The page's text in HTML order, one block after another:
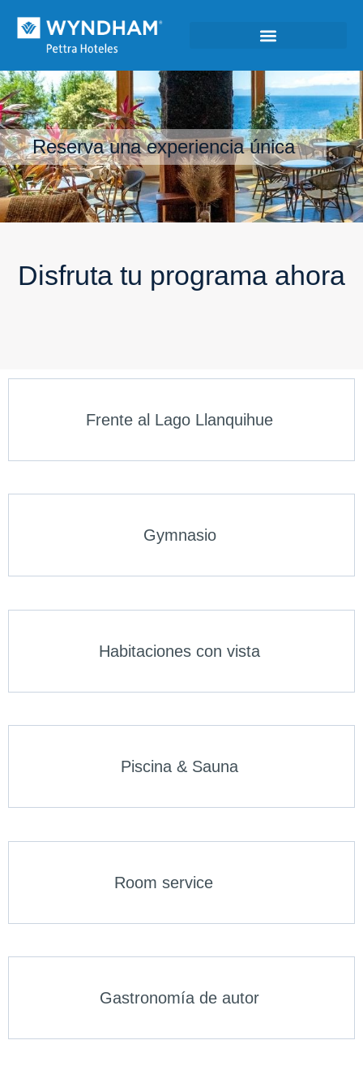
Reserva una experiencia única
Disfruta tu programa ahora
Frente al Lago Llanquihue
Gymnasio
Habitaciones con vista
Piscina & Sauna
Room service
Gastronomía de autor